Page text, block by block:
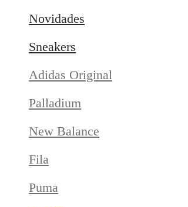
Novidades
Sneakers
Adidas Original
Palladium
New Balance
Fila
Puma